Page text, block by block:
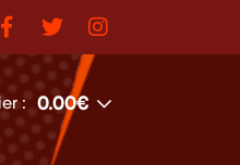
au samedi de 10h à 12h et de
: 0.00€